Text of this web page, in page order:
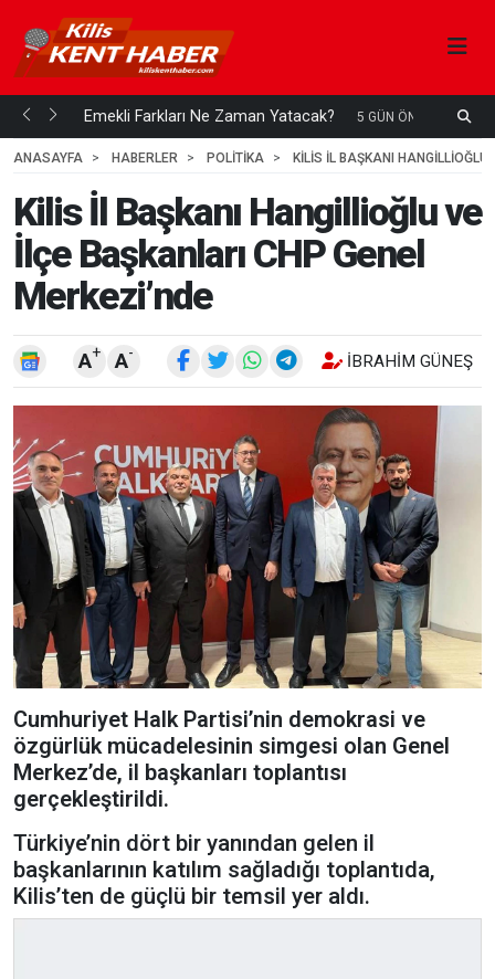
mi... Emekli Farkları Ne Zaman Yatacak? 5 GÜN ÖNCE
ANASAYFA
HABERLER POLİTİKA KILIS İL BAŞKANI HANGILLIOĞLU
Kilis İl Başkanı Hangillioğlu ve
İlçe Başkanları CHP Genel
Merkezi’nde
A+ A- İBRAHIM GÜNEŞ
Cumhuriyet Halk Partisi’nin demokrasi ve
özgürlük mücadelesinin simgesi olan Genel
Merkez’de, il başkanları toplantısı
gerçekleştirildi.
Türkiye’nin dört bir yanından gelen il
başkanlarının katılım sağladığı toplantıda,
Kilis’ten de güçlü bir temsil yer aldı.